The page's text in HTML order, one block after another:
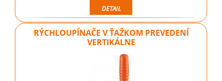
DETAIL
RÝCHLOUPÍNAČE V ŤAŽKOM PREVEDENÍ
VERTIKÁLNE